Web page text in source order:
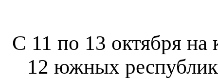
С 11 по 13 октября на
12 южных республик